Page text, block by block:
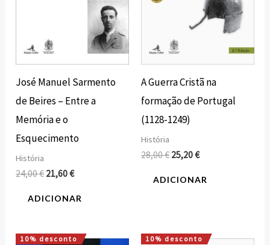
José Manuel Sarmento
de Beires – Entre a
Memória e o
Esquecimento
História
24,00€ 21,60€
ADICIONAR
A Guerra Cristã na
formação de Portugal
(1128-1249)
História
28,00€ 25,20€
ADICIONAR
10% desconto 10% desconto